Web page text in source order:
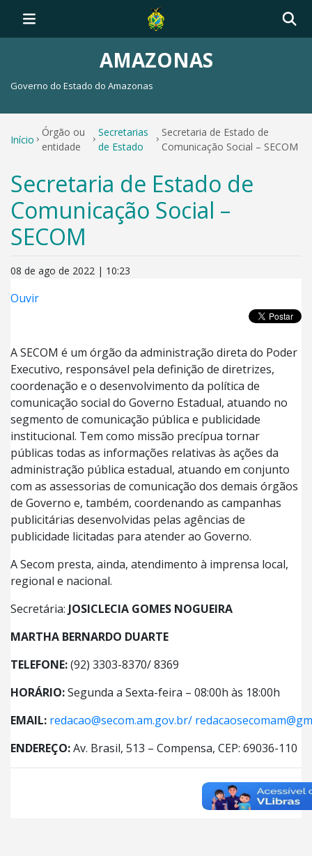
AMAZONAS
Governo do Estado do Amazonas
Início
Órgão ou
entidade
Secretarias
de Estado
Secretaria de Estado de
Comunicação Social – SECOM
Secretaria de Estado de
Comunicação Social –
SECOM
08 de ago de 2022 | 10:23
Ouvir
A SECOM é um órgão da administração direta do Poder
Executivo, responsável pela definição de diretrizes,
coordenação e o desenvolvimento da política de
comunicação social do Governo Estadual, atuando no
segmento de comunicação pública e publicidade
institucional. Tem como missão precípua tornar
públicas todas as informações relativas às ações da
administração pública estadual, atuando em conjunto
com as assessorias de comunicação dos demais órgãos
de Governo e, também, coordenando as campanhas
publicitárias desenvolvidas pelas agências de
publicidade licitadas para atender ao Governo.
A Secom presta, ainda, atendimento à imprensa local,
regional e nacional.
Secretária: JOSICLECIA GOMES NOGUEIRA
MARTHA BERNARDO DUARTE
TELEFONE:(92) 3303-8370/ 8369
HORÁRIO:Segunda a Sexta-feira – 08:00h às 18:00h
EMAIL: redacao@secom.am.gov.br/
ENDEREÇO:Av. Brasil, 513 – Compensa, CEP: 69036-110